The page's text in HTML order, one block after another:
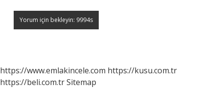
https://www.emlakincele.com https://kusu.com.tr
https://beli.com.trSitemap